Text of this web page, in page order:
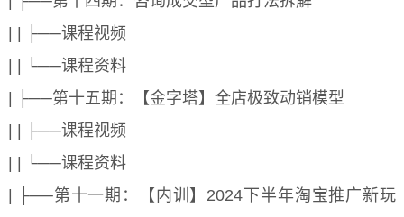
| | ├──课程视频
| | └──课程资料
| ├──第十五期：【金字塔】全店极致动销模型
| | ├──课程视频
| | └──课程资料
| ├──第十一期：【内训】2024下半年淘宝推广新玩